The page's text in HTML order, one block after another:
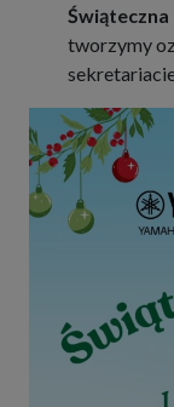
tworzymy